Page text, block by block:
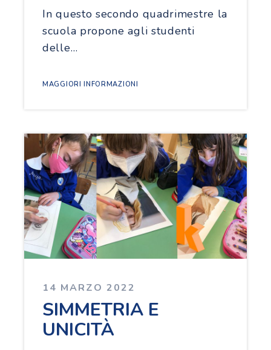
In questo secondo quadrimestre la
scuola propone agli studenti
delle…
MAGGIORI INFORMAZIONI
14 MARZO 2022
SIMMETRIA E
UNICITÀ